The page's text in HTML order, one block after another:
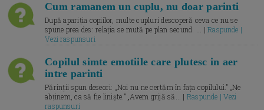
Cum ramanem un cuplu, nu doar parinti
După apariția copiilor, multe cupluri descoperă ceva ce nu se
spune prea des: relația se mută pe plan secund. ... |Raspunde |
Vezi raspunsuri
Copilul simte emotiile care plutesc in aer
intre parinti
Părinții spun deseori: „Noi nu ne certăm în fața copilului.” „Ne
abținem, ca să fie liniște.” „Avem grijă să... | Raspunde | Vezi
raspunsuri